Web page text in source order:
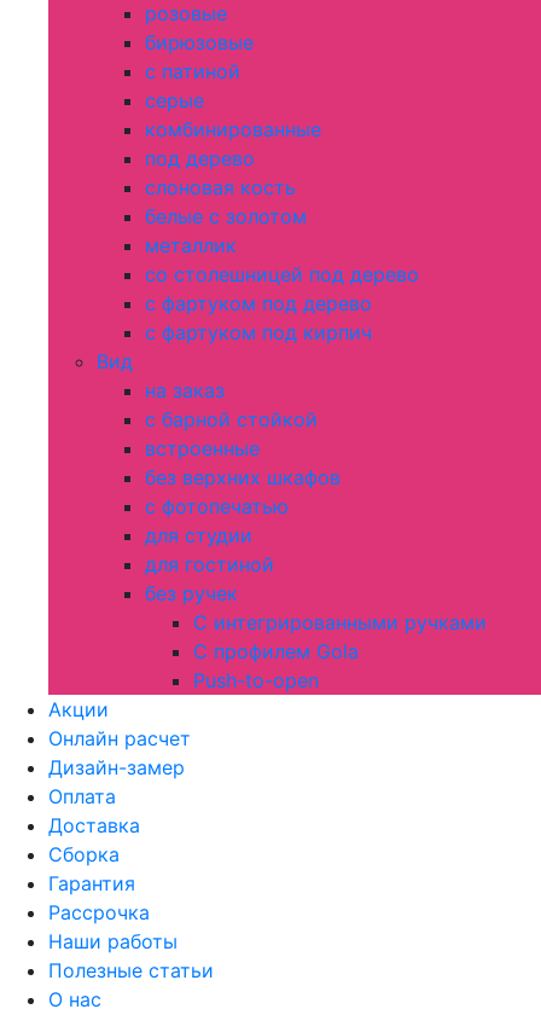
розовые
бирюзовые
с патиной
серые
комбинированные
под дерево
слоновая кость
белые с золотом
металлик
со столешницей под дерево
с фартуком под дерево
с фартуком под кирпич
Вид
на заказ
с барной стойкой
встроенные
без верхних шкафов
с фотопечатью
для студии
для гостиной
без ручек
С интегрированными ручками
С профилем Gola
Push-to-open
Акции
Онлайн расчет
Дизайн-замер
Оплата
Доставка
Сборка
Гарантия
Рассрочка
Наши работы
Полезные статьи
О нас